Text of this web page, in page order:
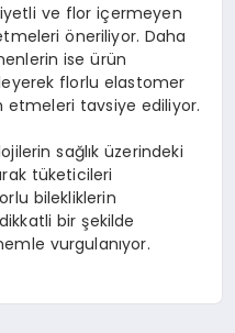
ve flor içermeyen
öneriliyor. Daha
ise ürün
florlu elastomer
tavsiye ediliyor.
sağlık üzerindeki
tüketicileri
bilekliklerin
dikkatli bir şekilde
vurgulanıyor.